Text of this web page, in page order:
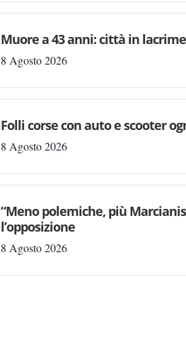
Muore a 43 anni: città in
8 Agosto 2026
Folli corse con auto e scooter
8 Agosto 2026
“Meno polemiche, più
l’opposizione
8 Agosto 2026